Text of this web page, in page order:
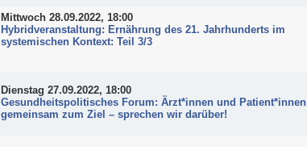
Mittwoch 28.09.2022, 18:00
Hybridveranstaltung: Ernährung des 21. Jahrhunderts im
systemischen Kontext: Teil 3/3
Dienstag 27.09.2022, 18:00
Gesundheitspolitisches Forum: Ärzt*innen und Patient*innen
gemeinsam zum Ziel – sprechen wir darüber!